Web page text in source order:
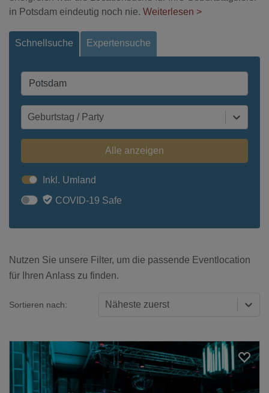
in Potsdam eindeutig noch nie. Weiterlesen >
Schnellsuche Expertensuche
Geburtstag / Party
Alle anzeigen
Inkl. Umland
COVID-19 Safe
Nutzen Sie unsere Filter, um die passende Eventlocation
für Ihren Anlass zu finden.
Sortieren nach: Näheste zuerst